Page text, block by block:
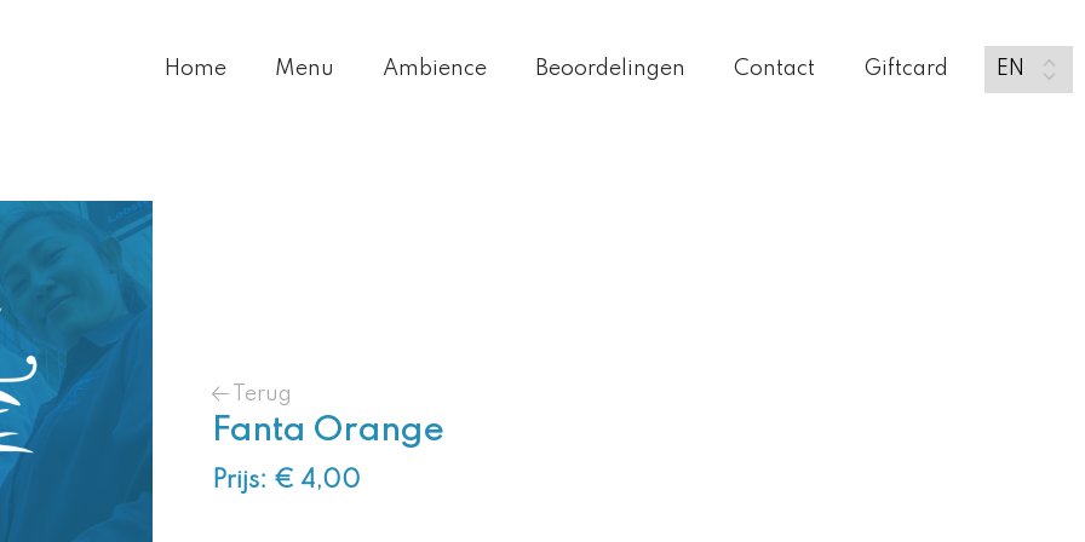
Home Menu Ambience Beoordelingen Contact Giftcard
Terug
Fanta Orange
Prijs: € 4,00